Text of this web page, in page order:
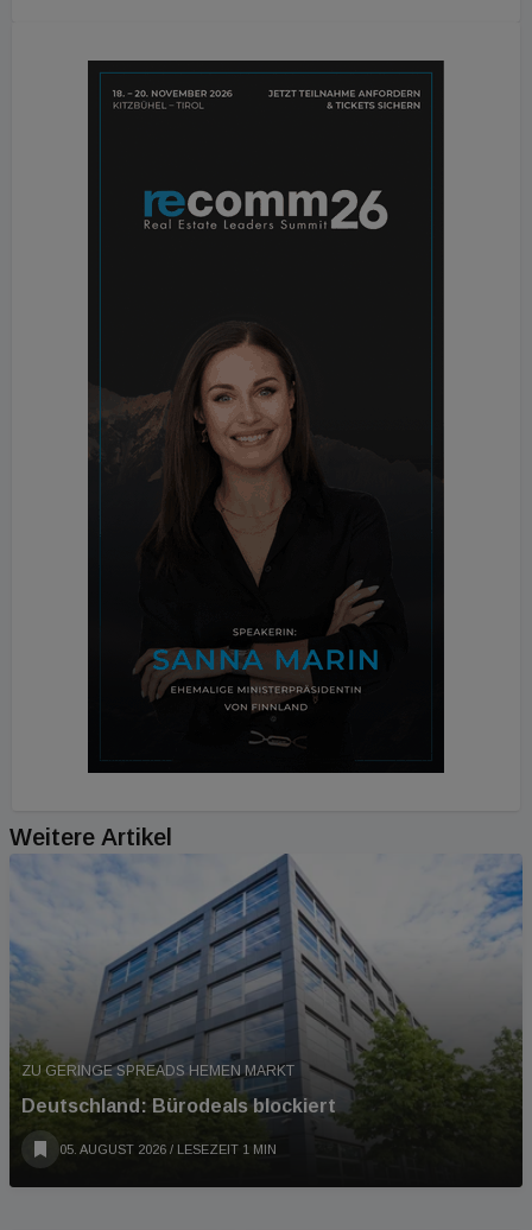
Weitere Artikel
ZU GERINGE SPREADS HEMEN MARKT
Deutschland: Bürodeals blockiert
05. AUGUST 2026 / LESEZEIT 1 MIN